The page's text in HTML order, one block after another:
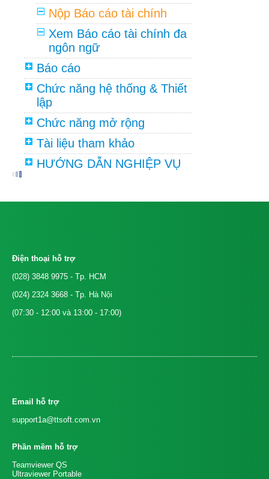
Nộp Báo cáo tài chính
Xem Báo cáo tài chính đa
ngôn ngữ
Báo cáo
Chức năng hệ thống & Thiết
lập
Chức năng mở rộng
Tài liệu tham khảo
HƯỚNG DẪN NGHIỆP VỤ
Điện thoại hỗ trợ
(028) 3848 9975 - Tp. HCM
(024) 2324 3668 - Tp. Hà Nội
(07:30 - 12:00 và 13:00 - 17:00)
Email hỗ trợ
support1a@ttsoft.com.vn
Phần mềm hỗ trợ
Teamviewer QS
Ultraviewer Portable